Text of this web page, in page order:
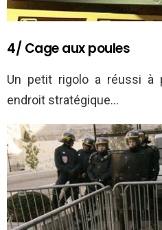
4/ Cage aux poules
Un petit rigolo a réussi à
endroit stratégique…